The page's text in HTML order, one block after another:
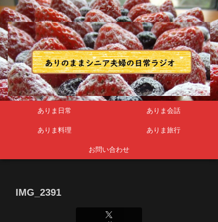
シニア夫婦
ありま日常 ありま会話
ありま料理 ありま旅行
お問い合わせ
IMG_2391